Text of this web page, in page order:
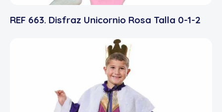
REF 663. Disfraz Unicornio Rosa Talla 0-1-2